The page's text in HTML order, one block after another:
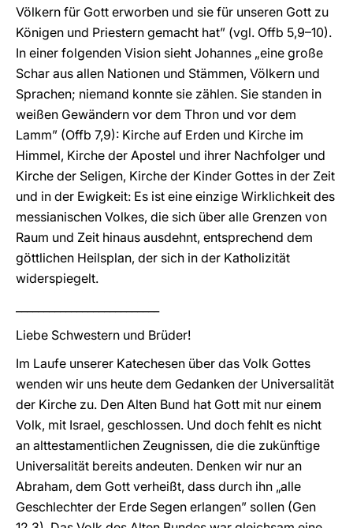
Völkern für Gott erworben und sie für unseren Gott zu
Königen und Priestern gemacht hat” (vgl. Offb 5,9–10).
In einer folgenden Vision sieht Johannes „eine große
Schar aus allen Nationen und Stämmen, Völkern und
Sprachen; niemand konnte sie zählen. Sie standen in
weißen Gewändern vor dem Thron und vor dem
Lamm” (Offb 7,9): Kirche auf Erden und Kirche im
Himmel, Kirche der Apostel und ihrer Nachfolger und
Kirche der Seligen, Kirche der Kinder Gottes in der Zeit
und in der Ewigkeit: Es ist eine einzige Wirklichkeit des
messianischen Volkes, die sich über alle Grenzen von
Raum und Zeit hinaus ausdehnt, entsprechend dem
göttlichen Heilsplan, der sich in der Katholizität
widerspiegelt.
Liebe Schwestern und Brüder!
Im Laufe unserer Katechesen über das Volk Gottes
wenden wir uns heute dem Gedanken der Universalität
der Kirche zu. Den Alten Bund hat Gott mit nur einem
Volk, mit Israel, geschlossen. Und doch fehlt es nicht
an alttestamentlichen Zeugnissen, die die zukünftige
Universalität bereits andeuten. Denken wir nur an
Abraham, dem Gott verheißt, dass durch ihn „alle
Geschlechter der Erde Segen erlangen” sollen (Gen